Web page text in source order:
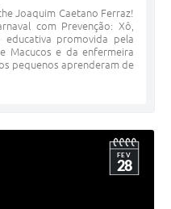
Joaquim Caetano Ferraz!
com Prevenção: Xô,
educativa promovida pela
Macucos e da enfermeira
pequenos aprenderam de
FEV
28